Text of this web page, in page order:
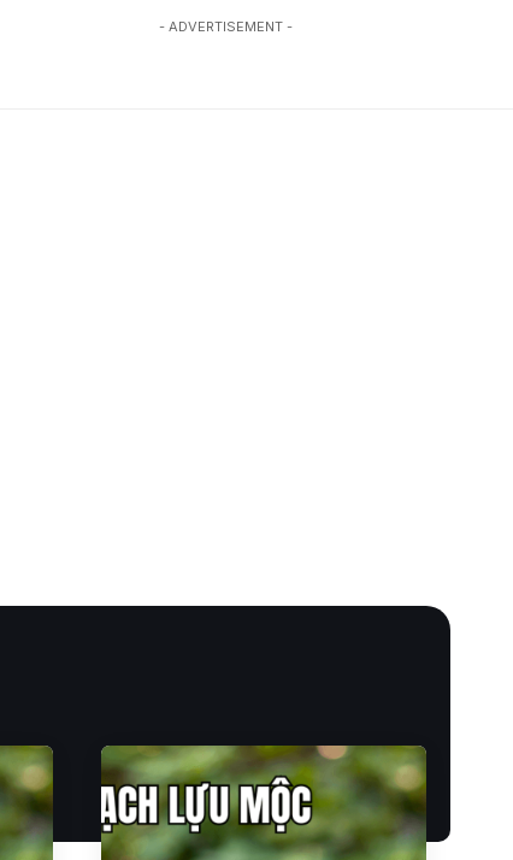
- ADVERTISEMENT -